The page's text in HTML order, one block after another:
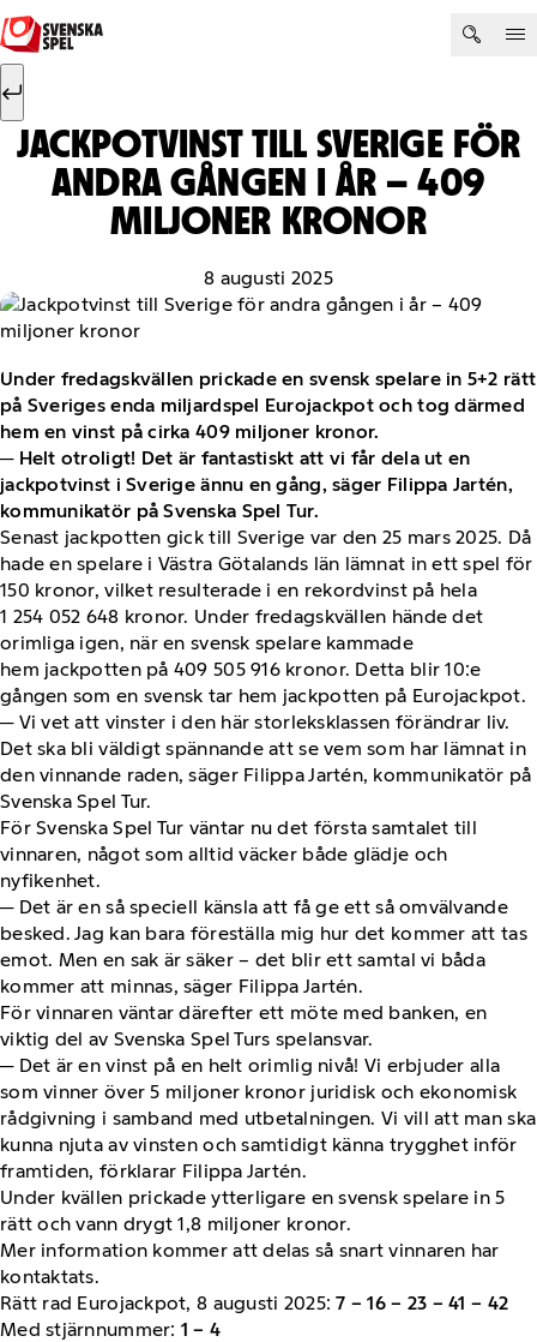
Hoppa till innehåll
Sök efter:
JACKPOTVINST TILL SVERIGE FÖR
ANDRA GÅNGEN I ÅR – 409
MILJONER KRONOR
8 augusti 2025
Under fredagskvällen prickade en svensk spelare in 5+2 rätt
på Sveriges enda miljardspel Eurojackpot och tog därmed
hem en vinst på cirka 409 miljoner kronor.
─ Helt otroligt! Det är fantastiskt att vi får dela ut en
jackpotvinst i Sverige ännu en gång, säger Filippa Jartén,
kommunikatör på Svenska Spel Tur.
Senast jackpotten gick till Sverige var den 25 mars 2025. Då
hade en spelare i Västra Götalands län lämnat in ett spel för
150 kronor, vilket resulterade i en rekordvinst på hela
1 254 052 648 kronor. Under fredagskvällen hände det
orimliga igen, när en svensk spelare kammade
hem jackpotten på 409 505 916 kronor. Detta blir 10:e
gången som en svensk tar hem jackpotten på Eurojackpot.
─ Vi vet att vinster i den här storleksklassen förändrar liv.
Det ska bli väldigt spännande att se vem som har lämnat in
den vinnande raden, säger Filippa Jartén, kommunikatör på
Svenska Spel Tur.
För Svenska Spel Tur väntar nu det första samtalet till
vinnaren, något som alltid väcker både glädje och
nyfikenhet.
─ Det är en så speciell känsla att få ge ett så omvälvande
besked. Jag kan bara föreställa mig hur det kommer att tas
emot. Men en sak är säker – det blir ett samtal vi båda
kommer att minnas, säger Filippa Jartén.
För vinnaren väntar därefter ett möte med banken, en
viktig del av Svenska Spel Turs spelansvar.
─ Det är en vinst på en helt orimlig nivå! Vi erbjuder alla
som vinner över 5 miljoner kronor juridisk och ekonomisk
rådgivning i samband med utbetalningen. Vi vill att man ska
kunna njuta av vinsten och samtidigt känna trygghet inför
framtiden, förklarar Filippa Jartén.
Under kvällen prickade ytterligare en svensk spelare in 5
rätt och vann drygt 1,8 miljoner kronor.
Mer information kommer att delas så snart vinnaren har
kontaktats.
Rätt rad Eurojackpot, 8 augusti 2025:7 – 16 – 23 – 41 – 42
Med stjärnnummer: 1 – 4